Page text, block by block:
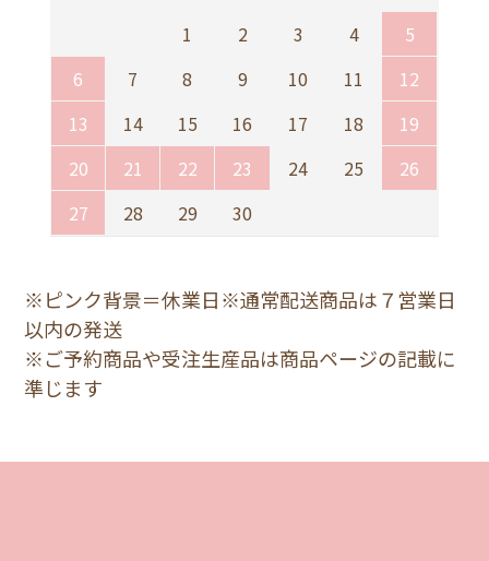
1
2 3 4
5
6
7 8 9 10 11
12
13
14 15 16 17 18
19
20
21 22 23 24 25
26
27
28 29 30
※ピンク背景＝休業日※通常配送商品は７営業日
以内の発送
※ご予約商品や受注生産品は商品ページの記載に
準じます